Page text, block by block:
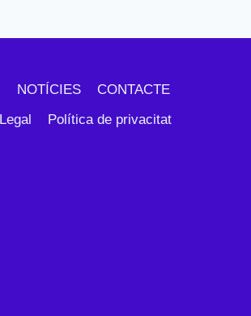
BARCELONA
NOTÍCIES
CONTACTE
Política de privacitat